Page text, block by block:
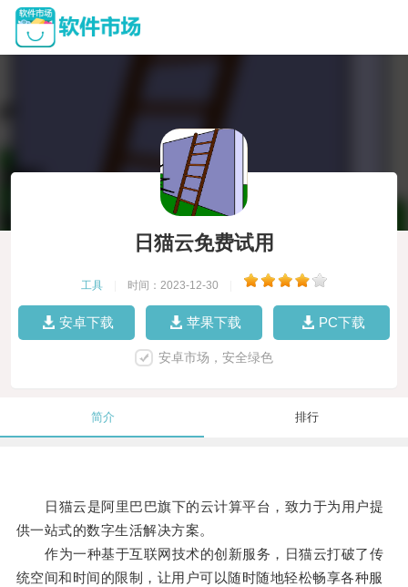
日猫云免费试用
工具 时间：2023-12-30
安卓下载 苹果下载 PC下载
安卓市场，安全绿色
简介 排行
日猫云是阿里巴巴旗下的云计算平台，致力于为用户提
供一站式的数字生活解决方案。
作为一种基于互联网技术的创新服务，日猫云打破了传
统空间和时间的限制，让用户可以随时随地轻松畅享各种服